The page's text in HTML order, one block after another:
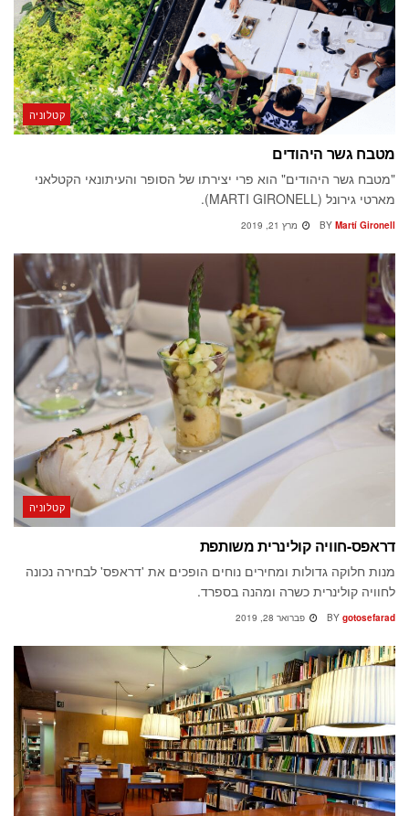
קטלוניה
מטבח גשר היהודים
"מטבח גשר היהודים" הוא פרי יצירתו של הסופר והעיתונאי הקטלאני
מארטי גירונל (MARTI GIRONELL).
BY Martí Gironell מרץ 21, 2019
קטלוניה
דראפס-חוויה קולינרית משותפת
מנות חלוקה גדולות ומחירים נוחים הופכים את 'דראפס' לבחירה נכונה
לחוויה קולינרית כשרה ומהנה בספרד.
BY gotosefarad פברואר 28, 2019